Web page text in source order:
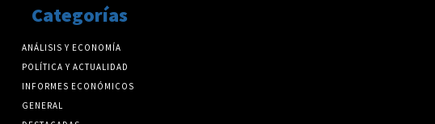
Categorías
ANÁLISIS Y ECONOMÍA
POLÍTICA Y ACTUALIDAD
INFORMES ECONÓMICOS
GENERAL